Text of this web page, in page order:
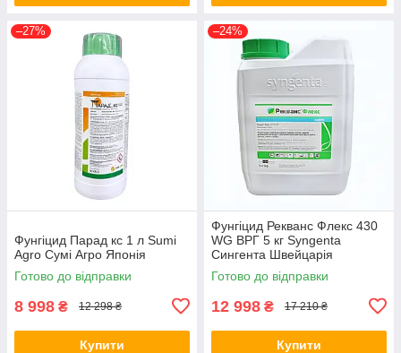
–27%
Фунгіцид Парад кс 1 л Sumi
Agro Сумі Агро Японія
Готово до відправки
8 998 ₴ 12 298 ₴
Купити
–24%
Фунгіцид Рекванс Флекс 430
WG ВРГ 5 кг Syngenta
Сингента Швейцарія
Готово до відправки
12 998 ₴ 17 210 ₴
Купити